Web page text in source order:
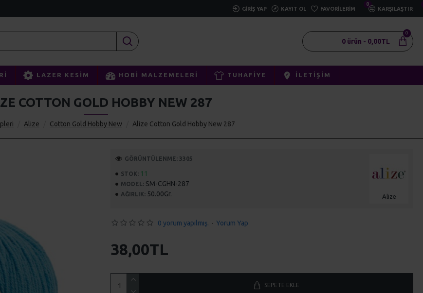
GIRIŞ YAP KAYIT OL FAVORILERIM
0
KARŞILAŞTIR
0 ürün - 0,00TL
0
LAZER KESIM HOBI MALZEMELERI TUHAFIYE İLETIŞIM
Alize Cotton Gold Hobby New Alize Cotton Gold Hobby New 287
COTTON GOLD HOBBY NEW 287
STOK: 11
MODEL: SM-CGHN-287
AĞIRLIK: 50.00Gr. Alize
GÖRÜNTÜLENME: 3305
0 yorum yapılmış. - Yorum Yap
38,00TL
SEPETE EKLE